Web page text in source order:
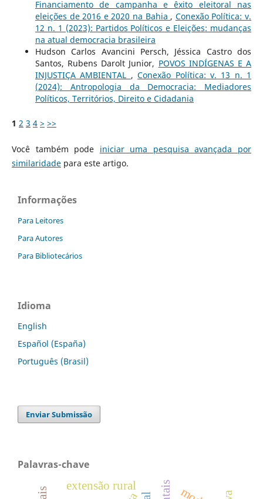
Financiamento de campanha e êxito eleitoral nas
eleições de 2016 e 2020 na Bahia , Conexão Política: v.
12 n. 1 (2023): Partidos Políticos e Eleições: mudanças
na atual democracia brasileira
Hudson Carlos Avancini Persch, Jéssica Castro dos
Santos, Rubens Darolt Junior, POVOS INDÍGENAS E A
INJUSTIÇA AMBIENTAL ,Conexão Política: v. 13 n. 1
(2024): Antropologia da Democracia: Mediadores
Políticos, Territórios, Direito e Cidadania
1 2 3 4 > >>
Você também pode iniciar uma pesquisa avançada por
similaridadepara este artigo.
Informações
Para Leitores
Para Autores
Para Bibliotecários
Idioma
English
Español (España)
Português (Brasil)
Enviar Submissão
Palavras-chave
extensão rural